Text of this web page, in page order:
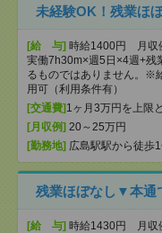
未経験OK！残業ほ
[給 与] 時給1400円 月収
実働7h30m×週5日×4週+
るものではありません。※
用可（利用条件有）
[交通費] 1ヶ月3万円を上限
[月収例] 20～25万円
[勤務地] 広島駅駅から徒歩
残業ほぼなし▼本通
[給 与] 時給1430円 月収